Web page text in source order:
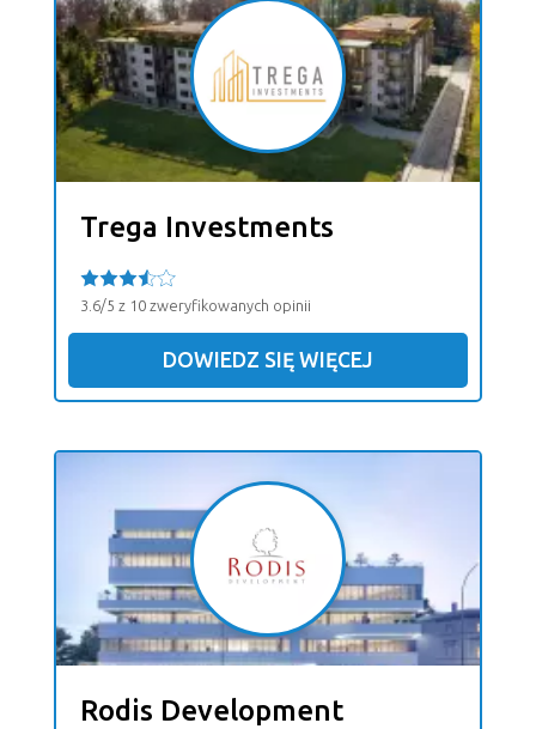
Trega Investments
3.6/5 z 10 zweryfikowanych opinii
DOWIEDZ SIĘ WIĘCEJ
Rodis Development